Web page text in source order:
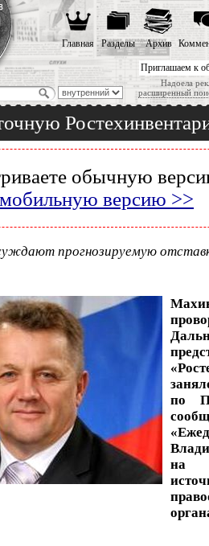
Приглашаем к
Надоела
расширенный
Главная Разделы Архив
обычную
версию >>
прогнозируемую
по
на